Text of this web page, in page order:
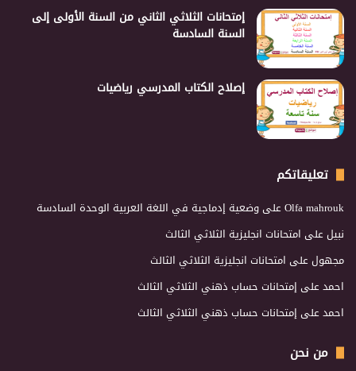
إمتحانات الثلاثي الثاني من السنة الأولى إلى
السنة السادسة
إصلاح الكتاب المدرسي رياضيات
تعليقاتكم
Olfa mahroukعلى وضعية إدماجية في اللغة العربية الوحدة السادسة
نبيلعلى امتحانات انجليزية الثلاثي الثالث
مجهولعلى امتحانات انجليزية الثلاثي الثالث
احمدعلى إمتحانات حساب ذهني الثلاثي الثالث
احمدعلى إمتحانات حساب ذهني الثلاثي الثالث
من نحن